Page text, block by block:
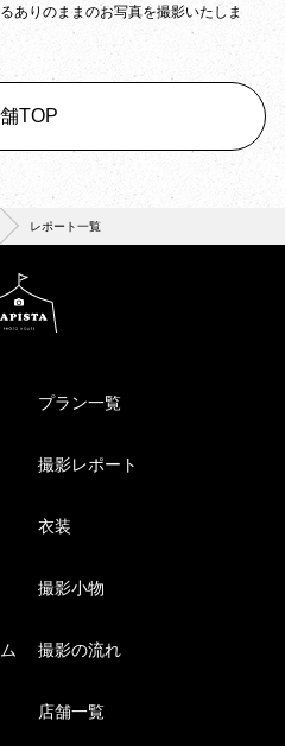
ありのままのお写真を撮影いたしま
TOP
レポート一覧
プラン一覧
撮影レポート
衣装
撮影小物
撮影の流れ
店舗一覧